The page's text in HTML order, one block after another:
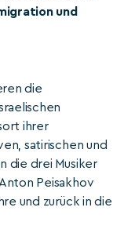
und
die
ihrer
satirischen und
die drei Musiker
Peisakhov
und zurück in die